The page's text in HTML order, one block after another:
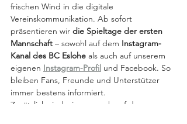
frischen Wind in die digitale
Vereinskommunikation. Ab sofort
präsentieren wir die Spieltage der ersten
Mannschaft – sowohl auf dem Instagram-
Kanal des BC Eslohe als auch auf unserem
eigenen Instagram-Profil und Facebook. So
bleiben Fans, Freunde und Unterstützer
immer bestens informiert.
Zusätzlich sind wir nun auch auf der